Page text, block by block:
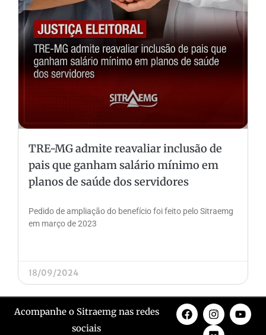
TRE-MG admite reavaliar inclusão de
pais que ganham salário mínimo em
planos de saúde dos servidores
Pedido de ampliação do benefício foi feito pelo Sitraemg
em março de 2023
18/09/2024
Acompanhe o Sitraemg nas redes
sociais